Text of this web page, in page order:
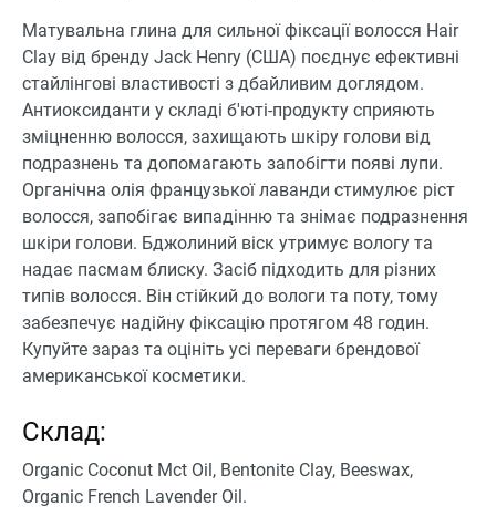
Матувальна глина для сильної фіксації волосся Hair
Clay від бренду Jack Henry (США) поєднує ефективні
стайлінгові властивості з дбайливим доглядом.
Антиоксиданти у складі б'юті-продукту сприяють
зміцненню волосся, захищають шкіру голови від
подразнень та допомагають запобігти появі лупи.
Органічна олія французької лаванди стимулює ріст
волосся, запобігає випадінню та знімає подразнення
шкіри голови. Бджолиний віск утримує вологу та
надає пасмам блиску. Засіб підходить для різних
типів волосся. Він стійкий до вологи та поту, тому
забезпечує надійну фіксацію протягом 48 годин.
Купуйте зараз та оцініть усі переваги брендової
американської косметики.
Склад:
Organic Coconut Mct Oil, Bentonite Clay, Beeswax,
Organic French Lavender Oil.